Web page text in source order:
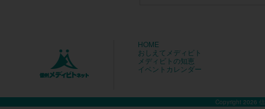
HOME
おしえてメディビト
メディビトの知恵
イベントカレンダー
Copyright 2026